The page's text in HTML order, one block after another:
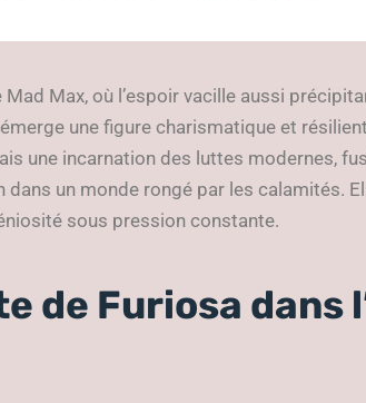
Mad Max, où l’espoir vacille aussi
une figure charismatique et
une incarnation des luttes modernes,
un monde rongé par les calamités.
sous pression constante.
de Furiosa dans